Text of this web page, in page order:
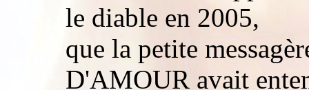
le diable en 2005,
que la petite
D'AMOUR avait